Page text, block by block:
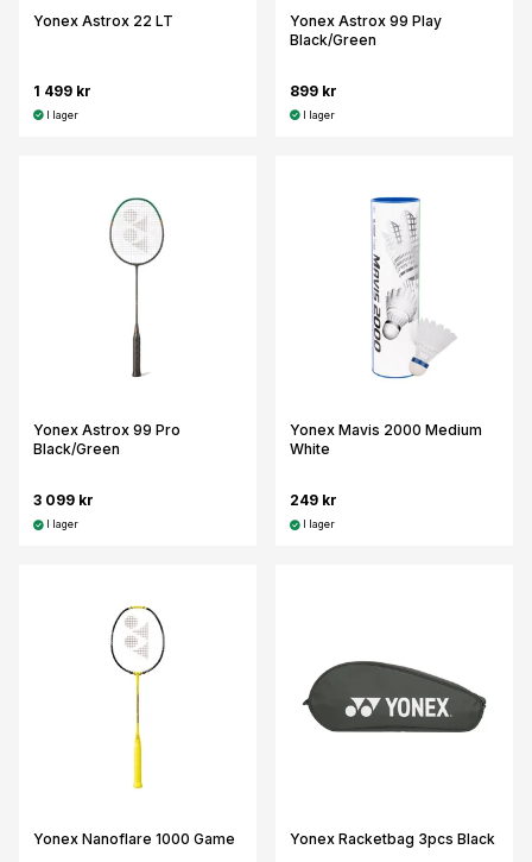
Yonex Astrox 22 LT
1 499 kr
I lager
Yonex Astrox 99 Play
Black/Green
899 kr
I lager
Yonex Astrox 99 Pro
Black/Green
3 099 kr
I lager
Yonex Mavis 2000 Medium
White
249 kr
I lager
Yonex Nanoflare 1000 Game Yonex Racketbag 3pcs Black